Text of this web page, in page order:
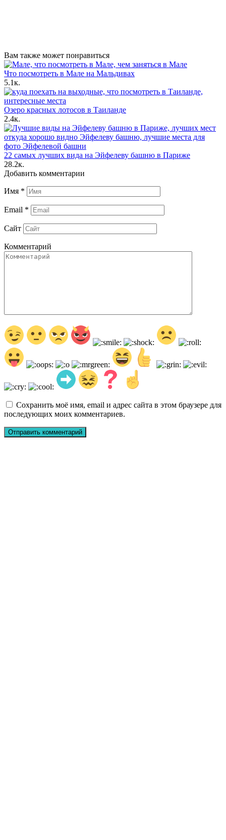
Вам также может понравиться
Что посмотреть в Мале на Мальдивах
5.1к.
Озеро красных лотосов в Таиланде
2.4к.
22 самых лучших вида на Эйфелеву башню в Париже
28.2к.
Добавить комментарии
Имя *
Email *
Сайт
Комментарий
Сохранить моё имя, email и адрес сайта в этом браузере для
последующих моих комментариев.